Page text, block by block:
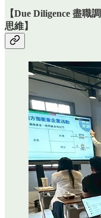
【Due Diligence 盡職
思維】